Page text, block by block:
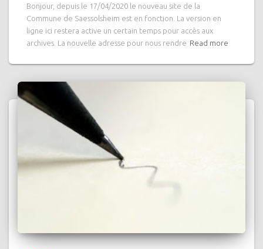
Bonjour, depuis le 17/04/2020 le nouveau site de la
Commune de Saessolsheim est en fonction. La version en
ligne ici restera active un certain temps pour accès aux
archives. La nouvelle adresse pour nous rendre Read more